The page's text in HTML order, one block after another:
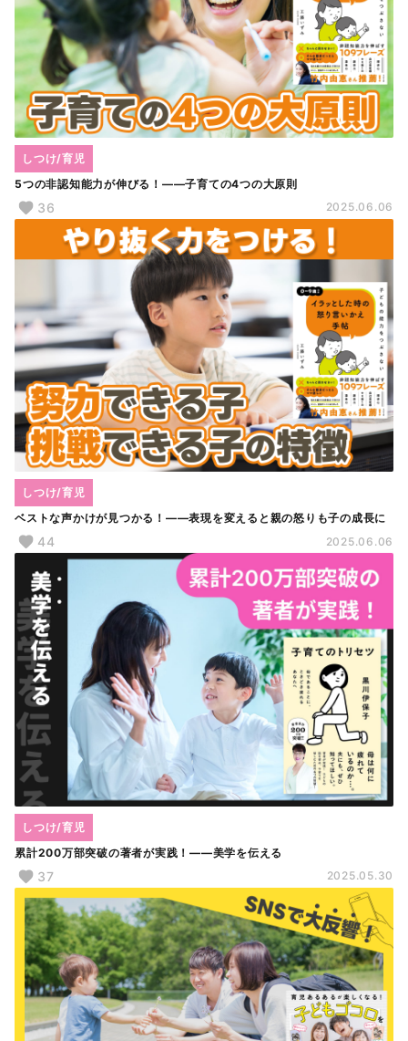
5つの非認知能力が伸びる！――子育ての4つの大原則
しつけ/育児
36 2025.06.06
ベストな声かけが見つかる！――表現を変えると親の怒りも子の成長に
しつけ/育児
44 2025.06.06
累計200万部突破の著者が実践！――美学を伝える
しつけ/育児
37 2025.05.30